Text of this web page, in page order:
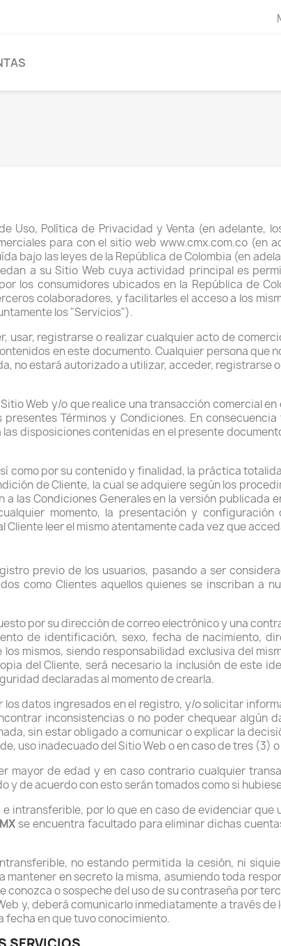
Uso, Política de Privacidad y Venta (en adelante,
para con el sitio web www.cmx.com.co (en
bajo las leyes de la República de Colombia (en
a su Sitio Web cuya actividad principal es
los consumidores ubicados en la República de
colaboradores, y facilitarles el acceso a los
los "Servicios").
usar, registrarse o realizar cualquier acto de
en este documento. Cualquier persona que
no estará autorizado a utilizar, acceder, registrarse
Web y/o que realice una transacción comercial
Términos y Condiciones. En
disposiciones contenidas en el presente
como por su contenido y finalidad, la práctica
de Cliente, la cual se adquiere según los
las Condiciones Generales en la versión publicada
momento, la presentación y
Cliente leer el mismo atentamente cada vez que
previo de los usuarios, pasando a ser
como Clientes aquellos quienes se inscriban a
por su dirección de correo electrónico y una
de identificación, sexo, fecha de nacimiento,
mismos, siendo responsabilidad exclusiva del
del Cliente, será necesario la inclusión de este
declaradas al momento de crearla.
los datos ingresados en el registro, y/o solicitar
inconsistencias o no poder chequear algún
sin estar obligado a comunicar o explicar la
uso inadecuado del Sitio Web o en caso de tres (3)
mayor de edad y en caso contrario cualquier
y de acuerdo con esto serán tomados como si
intransferible, por lo que en caso de evidenciar
se encuentra facultado para eliminar dichas
no estando permitida la cesión, ni
mantener en secreto la misma, asumiendo toda
conozca o sospeche del uso de su contraseña por
y, deberá comunicarlo inmediatamente a través
fecha en que tuvo conocimiento.